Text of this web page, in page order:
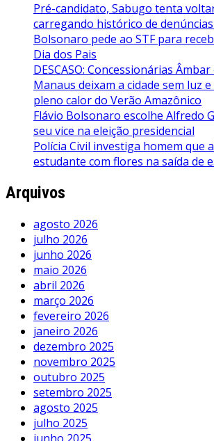
Pré-candidato, Sabugo tenta
carregando histórico de
Bolsonaro pede ao STF para
Dia dos Pais
DESCASO: Concessionárias
Manaus deixam a cidade sem luz
pleno calor do Verão Amazônico
Flávio Bolsonaro escolhe Alfredo
seu vice na eleição presidencial
Polícia Civil investiga homem que
estudante com flores na saída de
Arquivos
agosto 2026
julho 2026
junho 2026
maio 2026
abril 2026
março 2026
fevereiro 2026
janeiro 2026
dezembro 2025
novembro 2025
outubro 2025
setembro 2025
agosto 2025
julho 2025